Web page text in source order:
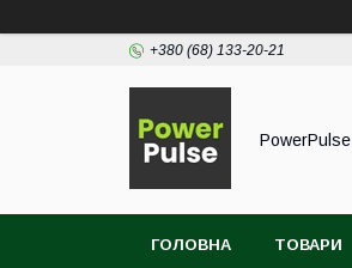
+380 (68) 133-20-21
PowerPulse
ГОЛОВНА ТОВАРИ